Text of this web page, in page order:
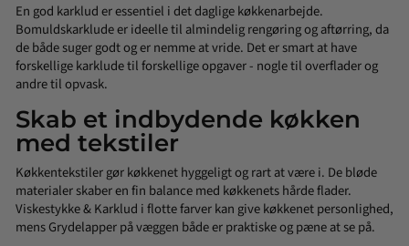
En god karklud er essentiel i det daglige køkkenarbejde.
Bomuldskarklude er ideelle til almindeligrengøringog aftørring, da
de både suger godt og er nemme at vride. Det er smart at have
forskellige karklude til forskellige opgaver - nogle til overflader og
andre tilopvask.
Skab et indbydende køkken
med tekstiler
Køkkentekstiler gør køkkenet hyggeligt og rart at være i. De bløde
materialer skaber en fin balance med køkkenets hårde flader.
Viskestykke & Karklud i flotte farver kan give køkkenet personlighed,
mens Grydelapper på væggen både er praktiske og pæne at se på.